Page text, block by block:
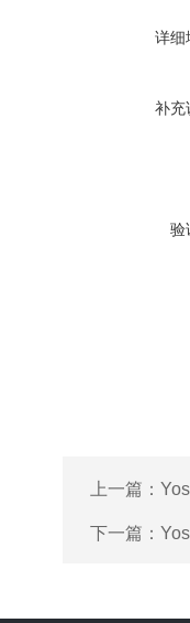
详细
补充
验
上一篇：
下一篇：